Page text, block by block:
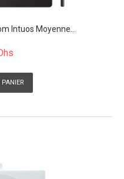
Intuos Moyenne...